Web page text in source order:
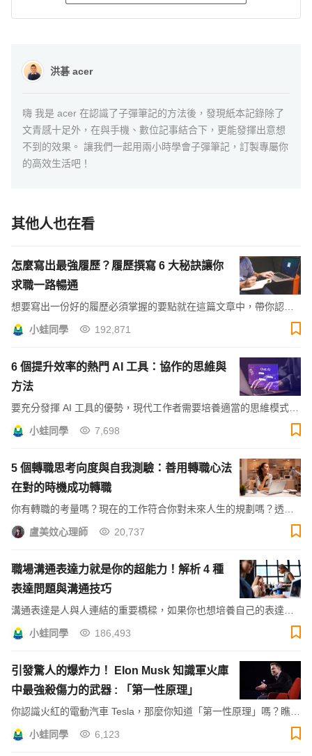
洪碁 acer
嗨 我是 acer 在認識了子彈筆記的方法後，發現紙本記錄除了
文青感十足外，在與手機、數位記事結合下，更能發揮出意想
不到的效果。 讓我們一起用兩小時學會子彈筆記，訂製專屬你
的高效生活吧！
其他人也在看
怎麼寫出最強履歷？履歷撰寫 6 大秘訣讓你
求職一路暢通
想要寫出一份好的履歷必須掌握的要點就在這篇文章中，帶你認識
履歷撰寫邏輯基本架構，還告訴你履歷加分項目，讓你的履歷具有
專業性人資一看就愛上！
小蛙同學 192,871
6 個提升效率的熱門 AI 工具：協作的思維與
方法
要充分發揮 AI 工具的優勢，現代工作者需要培養適當的思維模式
（MindSet），將 AI 工具視為協作夥伴，並善用其強大功能。本文
將探討如何透過與 AI 工具協作提升工作效率，並推薦合適的工具。
小蛙同學 7,698
5 個轉職思考向度與自我測驗：善用轉職心法
在對的時機成功轉職
你有轉職的考量嗎？現在的工作符合你對未來人生的規劃嗎？透過
五個轉職思考向度，檢視自己是否應該轉職，幫你抓到換工作的好
時機！
盧美妏心理師 20,737
職場溝通表達力就是你的超能力！解析 4 種
表達問題與溝通技巧
溝通表達是人與人連結的重要橋樑，如果你也想培養自己的表達能
力，本篇透過 4 個常見的問題一一解惑，並告訴你 4 大溝通技巧，
讓表達能力成為你的超能力！
小蛙同學 186,493
引發驚人的爆炸力！ Elon Musk 知識軍火庫
中最強殺傷力的武器 : 「第一性原理」
你認識火紅的電動汽車 Tesla，那麼你知道「第一性原理」嗎？瞧瞧
Elon Musk 如何透過第一性原理的解讀，做出顛覆性的創新。
小蛙同學 6,123